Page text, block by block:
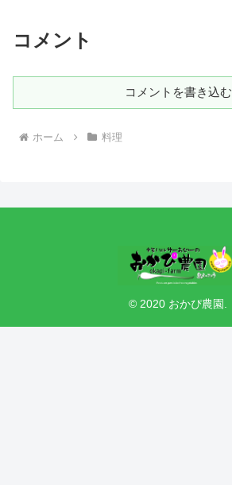
コメント
コメントを書き込む
ホーム 料理
© 2020 おかぴ農園.